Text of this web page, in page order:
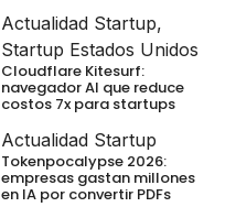
Actualidad Startup,
Startup Estados Unidos
Cloudflare Kitesurf:
navegador AI que reduce
costos 7x para startups
Actualidad Startup
Tokenpocalypse 2026:
empresas gastan millones
en IA por convertir PDFs